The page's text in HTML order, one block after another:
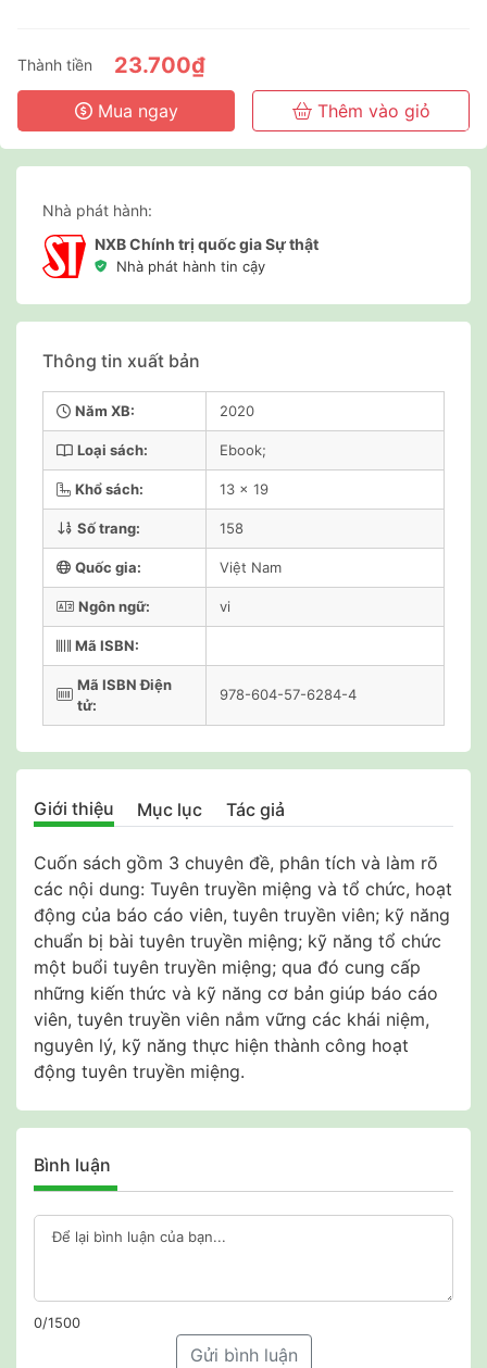
3 năm
Thành tiền 23.700₫
Mua ngay Thêm vào giỏ
Nhà phát hành:
NXB Chính trị quốc gia Sự thật
Nhà phát hành tin cậy
Thông tin xuất bản
Năm XB: 2020
Loại sách: Ebook;
Khổ sách: 13 x 19
Số trang: 158
Quốc gia: Việt Nam
Ngôn ngữ: vi
Mã ISBN:
Mã ISBN Điện
tử:
978-604-57-6284-4
Giới thiệu Mục lục Tác giả
Cuốn sách gồm 3 chuyên đề, phân tích và làm rõ
các nội dung: Tuyên truyền miệng và tổ chức, hoạt
động của báo cáo viên, tuyên truyền viên; kỹ năng
chuẩn bị bài tuyên truyền miệng; kỹ năng tổ chức
một buổi tuyên truyền miệng; qua đó cung cấp
những kiến thức và kỹ năng cơ bản giúp báo cáo
viên, tuyên truyền viên nắm vững các khái niệm,
nguyên lý, kỹ năng thực hiện thành công hoạt
động tuyên truyền miệng.
Bình luận
0/1500
Gửi bình luận